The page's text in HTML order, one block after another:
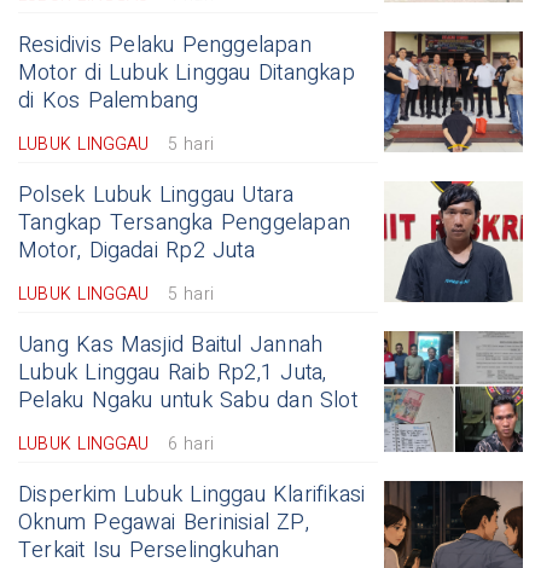
Residivis Pelaku Penggelapan
Motor di Lubuk Linggau Ditangkap
di Kos Palembang
LUBUK LINGGAU 5 hari
Polsek Lubuk Linggau Utara
Tangkap Tersangka Penggelapan
Motor, Digadai Rp2 Juta
LUBUK LINGGAU 5 hari
Uang Kas Masjid Baitul Jannah
Lubuk Linggau Raib Rp2,1 Juta,
Pelaku Ngaku untuk Sabu dan Slot
LUBUK LINGGAU 6 hari
Disperkim Lubuk Linggau Klarifikasi
Oknum Pegawai Berinisial ZP,
Terkait Isu Perselingkuhan